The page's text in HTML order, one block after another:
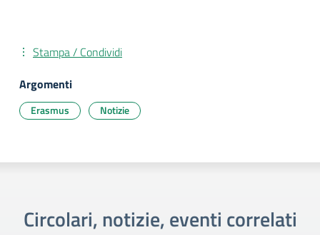
Stampa / Condividi
Argomenti
Erasmus Notizie
Circolari, notizie, eventi correlati